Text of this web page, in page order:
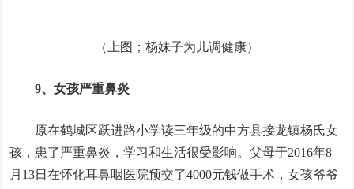
（上图；杨妹子为儿调健康）
9、女孩严重鼻炎
原在鹤城区跃进路小学读三年级的中方县接龙镇杨氏女
孩，患了严重鼻炎，学习和生活很受影响。父母于2016年8
月13日在怀化耳鼻咽医院预交了4000元钱做手术，女孩爷爷